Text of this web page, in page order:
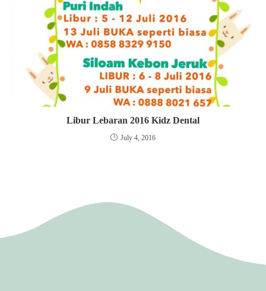
Libur Lebaran 2016 Kidz Dental
July 4, 2016